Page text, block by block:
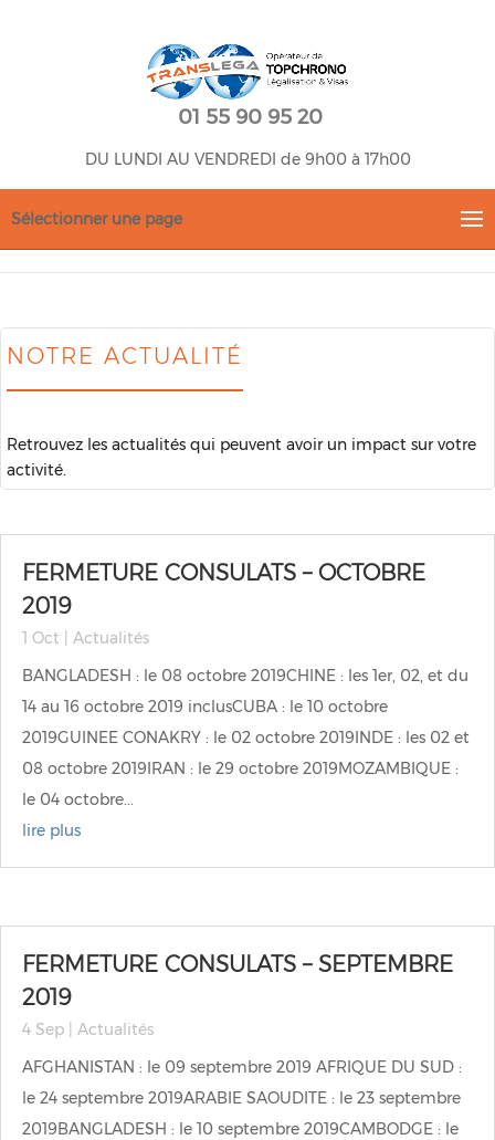
01 55 90 95 20
DU LUNDI AU VENDREDI de 9h00 à 17h00
Sélectionner une page
NOTRE ACTUALITÉ
Retrouvez les actualités qui peuvent avoir un impact sur votre
activité.
FERMETURE CONSULATS – OCTOBRE
2019
1 Oct
Actualités
BANGLADESH : le 08 octobre 2019CHINE : les 1er, 02, et du
14 au 16 octobre 2019 inclusCUBA : le 10 octobre
2019GUINEE CONAKRY : le 02 octobre 2019INDE : les 02 et
08 octobre 2019IRAN : le 29 octobre 2019MOZAMBIQUE :
le 04 octobre...
lire plus
FERMETURE CONSULATS – SEPTEMBRE
2019
4 Sep
Actualités
AFGHANISTAN : le 09 septembre 2019 AFRIQUE DU SUD :
le 24 septembre 2019ARABIE SAOUDITE : le 23 septembre
2019BANGLADESH : le 10 septembre 2019CAMBODGE : le